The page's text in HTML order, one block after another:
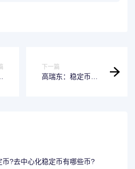
下一篇
高瑞东：稳定币
?去中心化稳定币有哪些币?